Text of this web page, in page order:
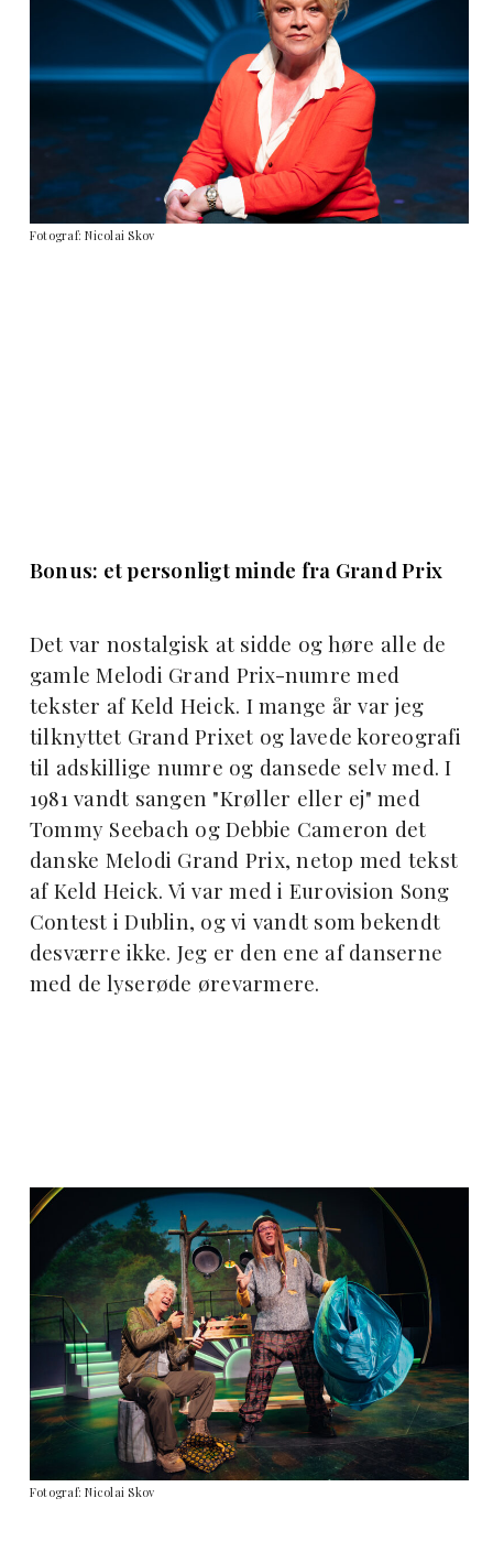
Fotograf: Nicolai Skov
Bonus: et personligt minde fra Grand Prix
Det var nostalgisk at sidde og høre alle de
gamle Melodi Grand Prix-numre med
tekster af Keld Heick. I mange år var jeg
tilknyttet Grand Prixet og lavede koreografi
til adskillige numre og dansede selv med. I
1981 vandt sangen "Krøller eller ej" med
Tommy Seebach og Debbie Cameron det
danske Melodi Grand Prix, netop med tekst
af Keld Heick. Vi var med i Eurovision Song
Contest i Dublin, og vi vandt som bekendt
desværre ikke. Jeg er den ene af danserne
med de lyserøde ørevarmere.
Fotograf: Nicolai Skov